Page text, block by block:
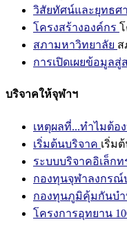
วิสัยทัศน์และยุทธศ
โครงสร้างองค์กร
สภามหาวิทยาลัย ส
การเปิดเผยข้อมูลสู่
บริจาคให้จุฬาฯ
เหตุผลที่...ทำไมต้อ
เริ่มต้นบริจาค เริ่ม
ระบบบริจาคอิเล็ก
กองทุนจุฬาลงกร
กองทุนภูมิคุ้มกันบำ
โครงการอุทยาน